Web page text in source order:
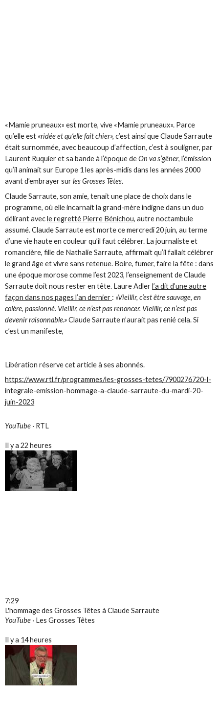
«Mamie pruneaux» est morte, vive «Mamie pruneaux». Parce
qu’elle est «ridée et qu’elle fait chier», c’est ainsi que Claude Sarraute
était surnommée, avec beaucoup d’affection, c’est à souligner, par
Laurent Ruquier et sa bande à l’époque deOn va s’gêner, l’émission
qu’il animait sur Europe 1 les après-midis dans les années 2000
avant d’embrayer surles Grosses Têtes.
Claude Sarraute, son amie, tenait une place de choix dans le
programme, où elle incarnait la grand-mère indigne dans un duo
délirant avecle regretté Pierre Bénichou, autre noctambule
assumé. Claude Sarraute est morte ce mercredi 20 juin, au terme
d’une vie haute en couleur qu’il faut célébrer. La journaliste et
romancière, fille de Nathalie Sarraute, affirmait qu’il fallait célébrer
le grand âge et vivre sans retenue. Boire, fumer, faire la fête : dans
une époque morose comme l’est 2023, l’enseignement de Claude
Sarraute doit nous rester en tête. Laure Adlerl’a dit d’une autre
façon dans nos pages l’an dernier : «Vieillir, c’est être sauvage, en
colère, passionné. Vieillir, ce n’est pas renoncer. Vieillir, ce n’est pas
devenir raisonnable.»Claude Sarraute n’aurait pas renié cela. Si
c’est un manifeste,
Libération réserve cet article à ses abonnés.
https://www.rtl.fr/programmes/les-grosses-tetes/7900276720-l-
integrale-emission-hommage-a-claude-sarraute-du-mardi-20-
juin-2023
YouTube · RTL
Il y a 22 heures
7:29
L'hommage des Grosses Têtes à Claude Sarraute
YouTube · Les Grosses Têtes
Il y a 14 heures